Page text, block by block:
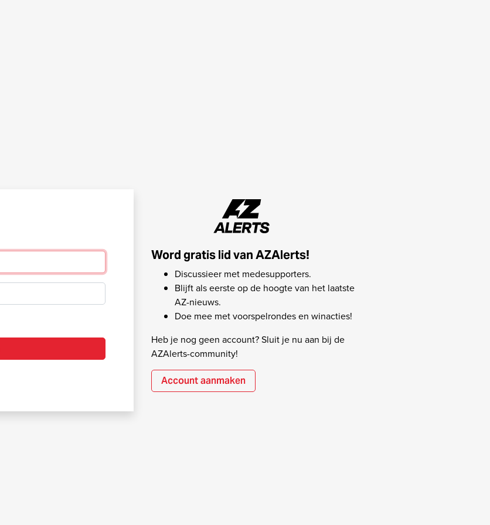
Word gratis lid van AZAlerts!
Discussieer met medesupporters.
Blijft als eerste op de hoogte van het laatste
AZ-nieuws.
Doe mee met voorspelrondes en winacties!
Heb je nog geen account? Sluit je nu aan bij de
AZAlerts-community!
Account aanmaken